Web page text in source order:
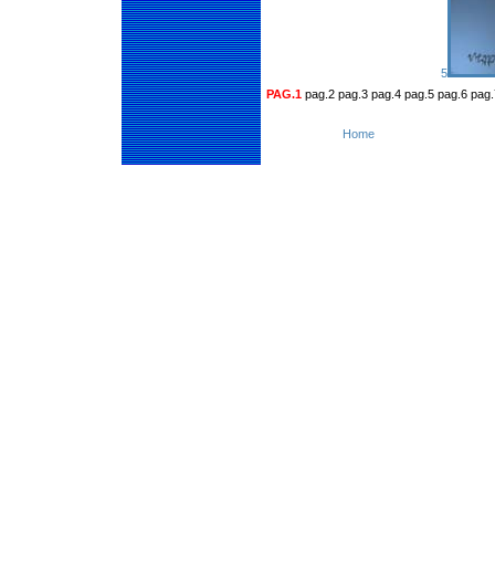
5
PAG.1 pag.2 pag.3 pag.4 pag.5 pag.6
Home